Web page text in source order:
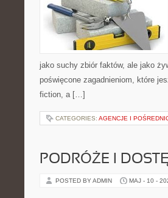
jako suchy zbiór faktów, ale jako
poświęcone zagadnieniom, które
fiction, a […]
CATEGORIES: AGENCJE I
PODRÓŻE I
POSTED BY ADMIN MAJ - 10 -